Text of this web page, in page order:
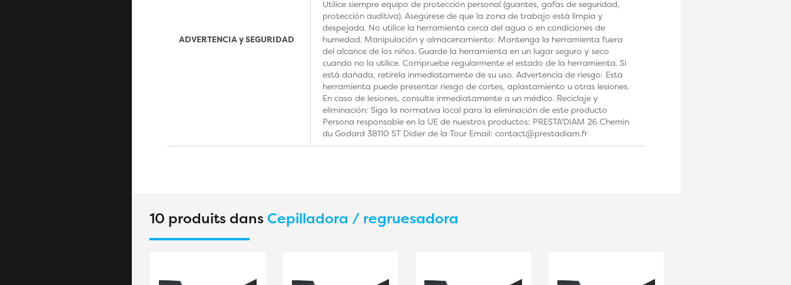
ADVERTENCIA y SEGURIDAD
Utilice siempre equipo de protección personal (guantes, gafas de seguridad,
protección auditiva). Asegúrese de que la zona de trabajo está limpia y
despejada. No utilice la herramienta cerca del agua o en condiciones de
humedad. Manipulación y almacenamiento: Mantenga la herramienta fuera
del alcance de los niños. Guarde la herramienta en un lugar seguro y seco
cuando no la utilice. Compruebe regularmente el estado de la herramienta. Si
está dañada, retírela inmediatamente de su uso. Advertencia de riesgo: Esta
herramienta puede presentar riesgo de cortes, aplastamiento u otras lesiones.
En caso de lesiones, consulte inmediatamente a un médico. Reciclaje y
eliminación: Siga la normativa local para la eliminación de este producto
Persona responsable en la UE de nuestros productos: PRESTA'DIAM 26 Chemin
du Godard 38110 ST Didier de la Tour Email: contact@prestadiam.fr
10 produits dans Cepilladora / regruesadora